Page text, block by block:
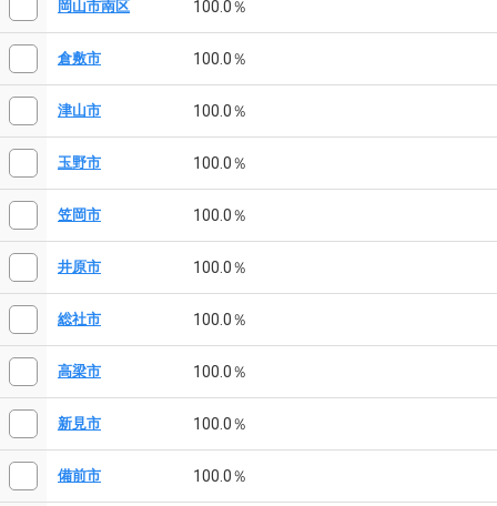
岡山市南区 100.0％
倉敷市 100.0％
津山市 100.0％
玉野市 100.0％
笠岡市 100.0％
井原市 100.0％
総社市 100.0％
高梁市 100.0％
新見市 100.0％
備前市 100.0％